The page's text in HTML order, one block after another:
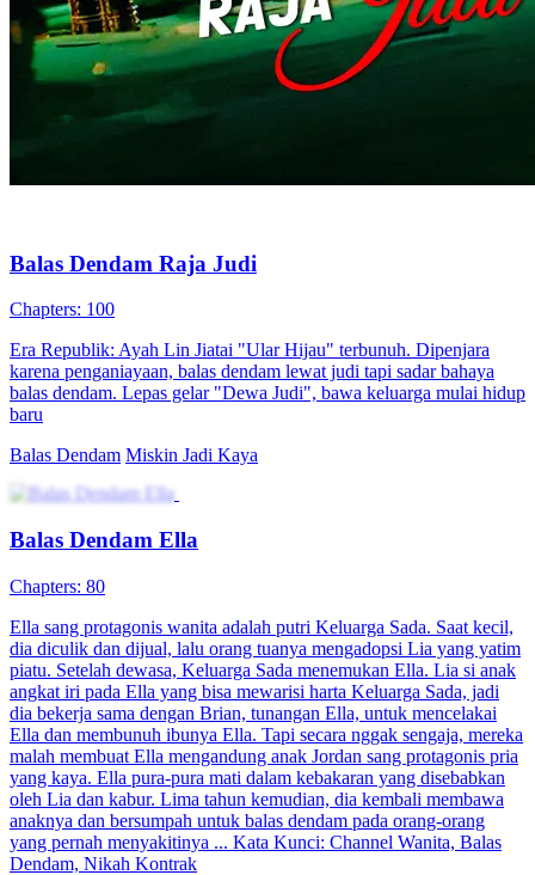
Balas Dendam Raja Judi
Chapters: 100
Era Republik: Ayah Lin Jiatai "Ular Hijau" terbunuh. Dipenjara
karena penganiayaan, balas dendam lewat judi tapi sadar bahaya
balas dendam. Lepas gelar "Dewa Judi", bawa keluarga mulai hidup
baru
Balas Dendam Miskin Jadi Kaya
Balas Dendam Ella
Chapters: 80
Ella sang protagonis wanita adalah putri Keluarga Sada. Saat kecil,
dia diculik dan dijual, lalu orang tuanya mengadopsi Lia yang yatim
piatu. Setelah dewasa, Keluarga Sada menemukan Ella. Lia si anak
angkat iri pada Ella yang bisa mewarisi harta Keluarga Sada, jadi
dia bekerja sama dengan Brian, tunangan Ella, untuk mencelakai
Ella dan membunuh ibunya Ella. Tapi secara nggak sengaja, mereka
malah membuat Ella mengandung anak Jordan sang protagonis pria
yang kaya. Ella pura-pura mati dalam kebakaran yang disebabkan
oleh Lia dan kabur. Lima tahun kemudian, dia kembali membawa
anaknya dan bersumpah untuk balas dendam pada orang-orang
yang pernah menyakitinya ... Kata Kunci: Channel Wanita, Balas
Dendam, Nikah Kontrak